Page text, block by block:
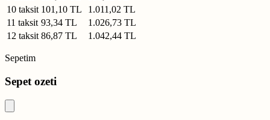
10 taksit 101,10 TL
1.011,02 TL
11 taksit 93,34 TL
1.026,73 TL
12 taksit 86,87 TL 1.042,44 TL
Sepetim
Sepet ozeti